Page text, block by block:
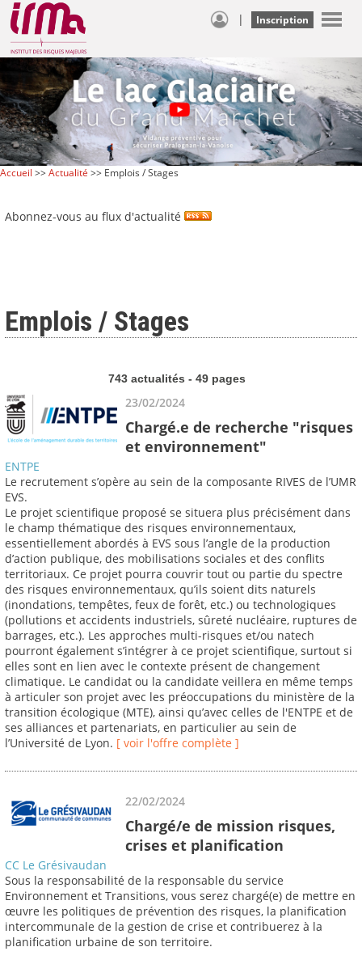
| Inscription
Accueil >>Actualité >> Emplois / Stages
Abonnez-vous au flux d'actualité
Emplois / Stages
743 actualités - 49 pages
23/02/2024
Chargé.e de recherche "risques
et environnement"
ENTPE
Le recrutement s’opère au sein de la composante RIVES de l’UMR
EVS.
Le projet scientifique proposé se situera plus précisément dans
le champ thématique des risques environnementaux,
essentiellement abordés à EVS sous l’angle de la production
d’action publique, des mobilisations sociales et des conflits
territoriaux. Ce projet pourra couvrir tout ou partie du spectre
des risques environnementaux, qu’ils soient dits naturels
(inondations, tempêtes, feux de forêt, etc.) ou technologiques
(pollutions et accidents industriels, sûreté nucléaire, ruptures de
barrages, etc.). Les approches multi-risques et/ou natech
pourront également s’intégrer à ce projet scientifique, surtout si
elles sont en lien avec le contexte présent de changement
climatique. Le candidat ou la candidate veillera en même temps
à articuler son projet avec les préoccupations du ministère de la
transition écologique (MTE), ainsi qu’avec celles de l'ENTPE et de
ses alliances et partenariats, en particulier au sein de
l’Université de Lyon. [ voir l'offre complète ]
22/02/2024
Chargé/e de mission risques,
crises et planification
CC Le Grésivaudan
Sous la responsabilité de la responsable du service
Environnement et Transitions, vous serez chargé(e) de mettre en
œuvre les politiques de prévention des risques, la planification
intercommunale de la gestion de crise et contribuerez à la
planification urbaine de son territoire.